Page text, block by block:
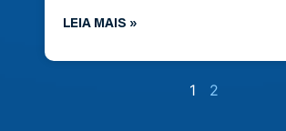
LEIA MAIS »
1 2